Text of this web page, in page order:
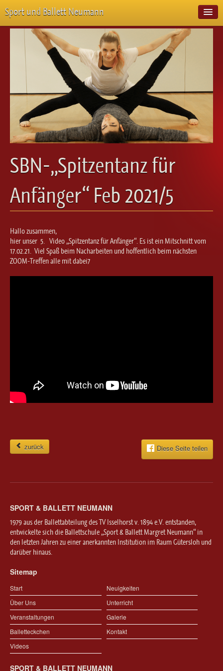
Sport und Ballett Neumann
Start
Neuigkeiten
Über Uns
Veranstaltungen
Emotion Pur
Meisterschaften
Projekte
Vorstellungen
Workshops
Galerie
Kontakt
Videos
Ballett für Erwachsene / Jugendliche
Kreative Früherziehung / Kinderballett
Modern / Jazz / Contemporary
SBN-„Spitzentanz für
Anfänger“ Feb 2021/5
Hallo zusammen,
hier unser 5. Video „Spitzentanz für Anfänger“. Es ist ein Mitschnitt vom
17.02.21. Viel Spaß beim Nacharbeiten und hoffentlich beim nächsten
ZOOM-Treffen alle mit dabei7
zurück Diese Seite teilen
SPORT & BALLETT NEUMANN
1979 aus der Ballettabteilung des TV Isselhorst v. 1894 e.V. entstanden,
entwickelte sich die Ballettschule „Sport & Ballett Margret Neumann“ in
den letzten Jahren zu einer anerkannten Institution im Raum Gütersloh und
darüber hinaus.
Sitemap
Start
Neuigkeiten
Über Uns
Unterricht
Veranstaltungen
Galerie
Balletteckchen
Kontakt
Videos
SPORT & BALLETT NEUMANN